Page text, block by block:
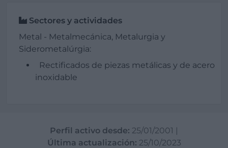
Sectores y actividades
Metal - Metalmecánica, Metalurgia y
Siderometalúrgia:
Rectificados de piezas metálicas y de acero
inoxidable
Perfil activo desde: 25/01/2001 |
Última actualización: 25/10/2023